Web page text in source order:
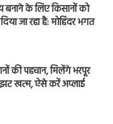
बनाने के लिए किसानों को
जा रहा है: मोहिंदर भगत
की पहचान, मिलेंगे भरपूर
खत्म, ऐसे करें अप्लाई